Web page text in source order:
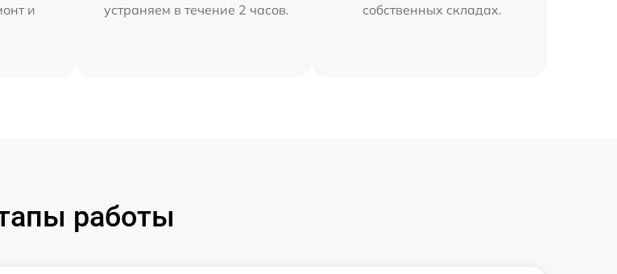
и
устраняем в течение 2 часов.
собственных складах.
работы